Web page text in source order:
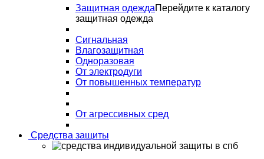
Защитная одеждаПерейдите к каталогу
защитная одежда
Сигнальная
Влагозащитная
Одноразовая
От электродуги
От повышенных температур
От агрессивных сред
Средства защиты